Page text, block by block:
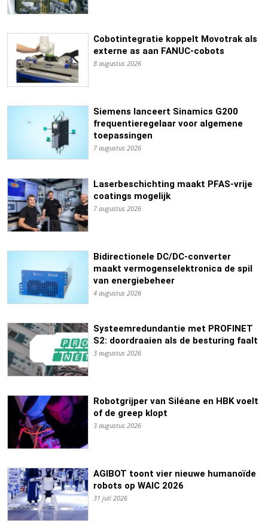
Cobotintegratie koppelt Movotrak als
externe as aan FANUC-cobots
8 augustus 2026
Siemens lanceert Sinamics G200
frequentieregelaar voor algemene
toepassingen
7 augustus 2026
Laserbeschichting maakt PFAS-vrije
coatings mogelijk
7 augustus 2026
Bidirectionele DC/DC-converter
maakt vermogenselektronica de spil
van energiebeheer
4 augustus 2026
Systeemredundantie met PROFINET
S2: doordraaien als de besturing faalt
3 augustus 2026
Robotgrijper van Siléane en HBK voelt
of de greep klopt
3 augustus 2026
AGIBOT toont vier nieuwe humanoïde
robots op WAIC 2026
31 juli 2026